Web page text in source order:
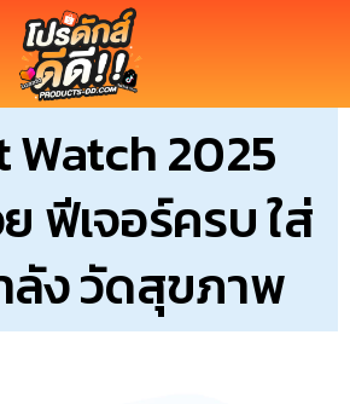
Watch 2025
ฟีเจอร์ครบ ใส่
ลัง วัดสุขภาพ